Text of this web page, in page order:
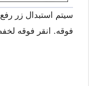
سيتم استبدال زر
فوقه. انقر فوقه